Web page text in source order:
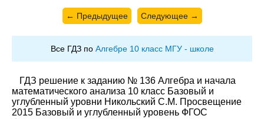
← Предыдущее Следующее →
Все ГДЗ по Алгебре 10 класс МГУ - школе
ГДЗ решение к заданию № 136 Алгебра и начала
математического анализа 10 класс Базовый и
углубленный уровни Никольский С.М. Просвещение
2015 Базовый и углубленный уровень ФГОС